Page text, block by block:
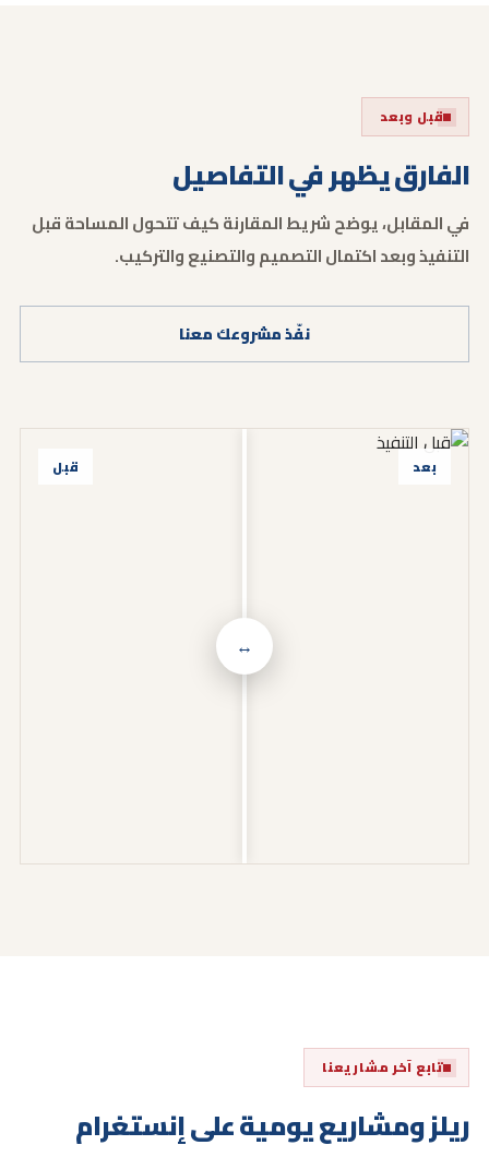
قبل بعد
قبل وبعد
الفارق يظهر في التفاصيل
في المقابل، يوضح شريط المقارنة كيف تتحول المساحة قبل
التنفيذ وبعد اكتمال التصميم والتصنيع والتركيب.
نفّذ مشروعك معنا
تابع آخر مشاريعنا
ريلز ومشاريع يومية على إنستغرام